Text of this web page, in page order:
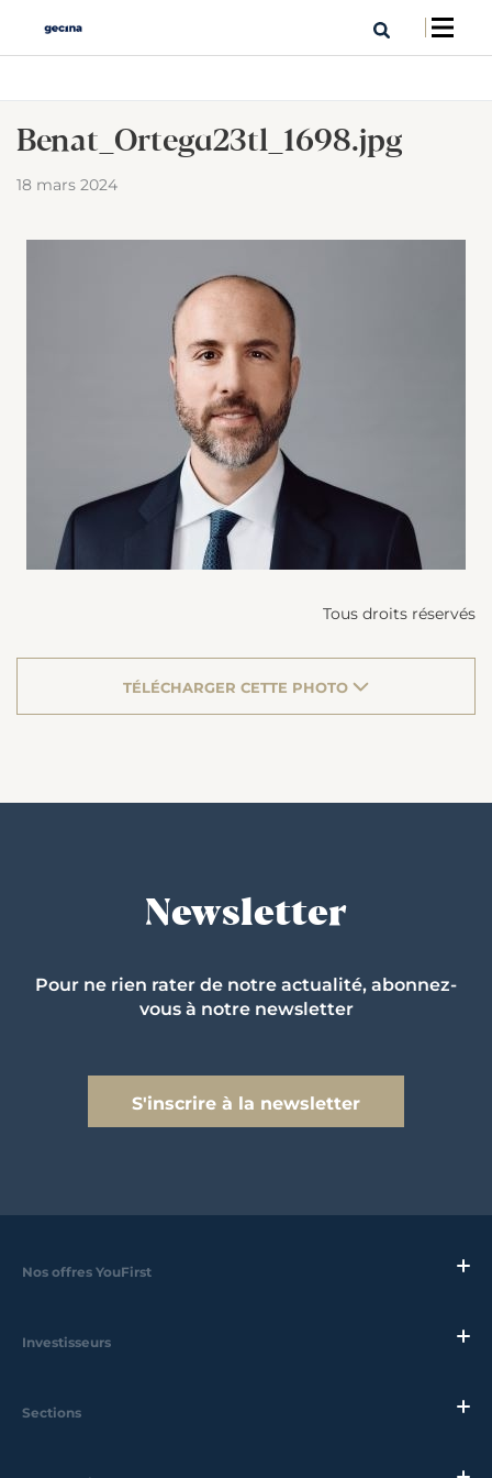
Benat_Ortega_23tl_1698.jpg
18 mars 2024
Tous droits réservés
TÉLÉCHARGER CETTE PHOTO
Newsletter
Pour ne rien rater de notre actualité, abonnez-
vous à notre newsletter
S'inscrire à la newsletter
Nos offres YouFirst
Investisseurs
Sections